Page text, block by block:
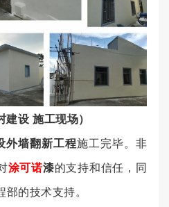
建设 施工现场）
外墙翻新工程施工完毕。非
涂可诺漆的支持和信任，同
的技术支持。